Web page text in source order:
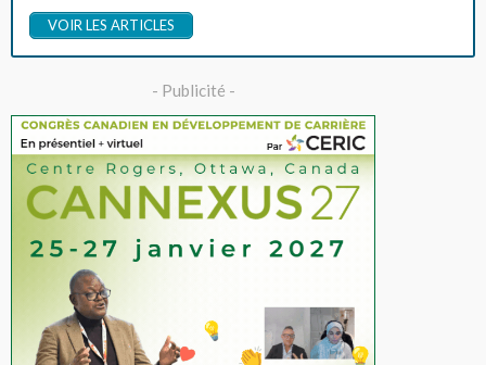
VOIR LES ARTICLES
- Publicité -